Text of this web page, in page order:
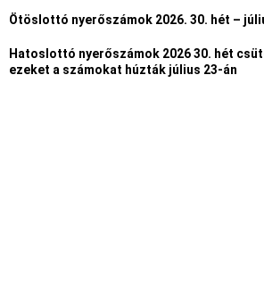
Ötöslottó nyerőszámok 2026. 30. hét –
Hatoslottó nyerőszámok 2026 30. hét
ezeket a számokat húzták július 23-án